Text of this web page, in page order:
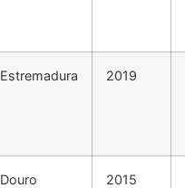
Estremadura 2019
Douro
2015